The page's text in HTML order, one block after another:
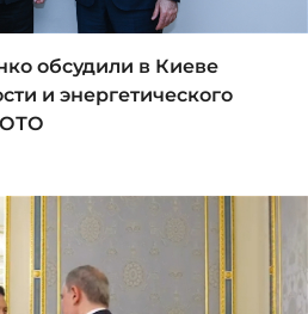
обсудили в Киеве
и энергетического